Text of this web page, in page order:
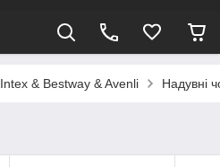
Intex & Bestway & Avenli Надувні